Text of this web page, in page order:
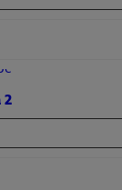
2